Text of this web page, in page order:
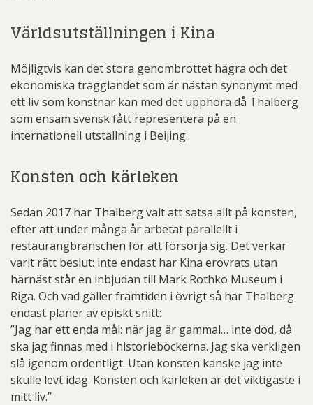
Världsutställningen i Kina
Möjligtvis kan det stora genombrottet hägra och det
ekonomiska tragglandet som är nästan synonymt med
ett liv som konstnär kan med det upphöra då Thalberg
som ensam svensk fått representera på en
internationell utställning i Beijing.
Konsten och kärleken
Sedan 2017 har Thalberg valt att satsa allt på konsten,
efter att under många år arbetat parallellt i
restaurangbranschen för att försörja sig. Det verkar
varit rätt beslut: inte endast har Kina erövrats utan
härnäst står en inbjudan till Mark Rothko Museum i
Riga. Och vad gäller framtiden i övrigt så har Thalberg
endast planer av episkt snitt:
”Jag har ett enda mål: när jag är gammal… inte död, då
ska jag finnas med i historieböckerna. Jag ska verkligen
slå igenom ordentligt. Utan konsten kanske jag inte
skulle levt idag. Konsten och kärleken är det viktigaste i
mitt liv.”